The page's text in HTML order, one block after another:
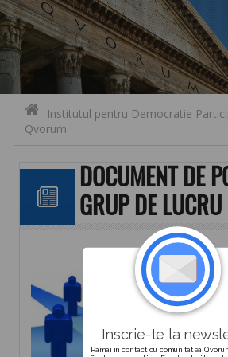
Contact
Skip to content
Institutul pentru Democratie
Qvorum
DOCUMENT DE
GRUP DE
Inscrie-te la
Ramai in contact cu comunitatea